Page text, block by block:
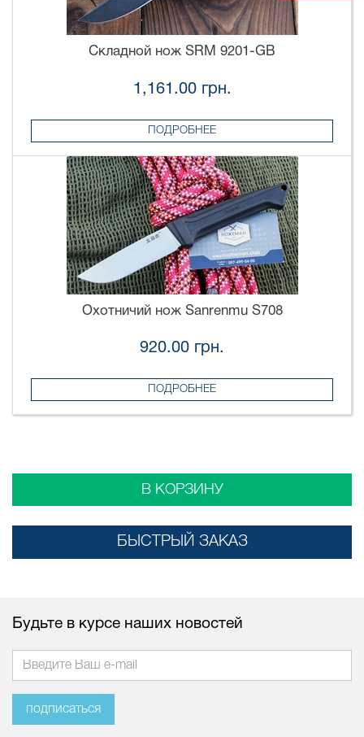
Складной нож SRM 9201-GB
1,161.00 грн.
ПОДРОБНЕЕ
Охотничий нож Sanrenmu S708
920.00 грн.
ПОДРОБНЕЕ
В КОРЗИНУ
БЫСТРЫЙ ЗАКАЗ
Будьте в курсе наших новостей
подписаться